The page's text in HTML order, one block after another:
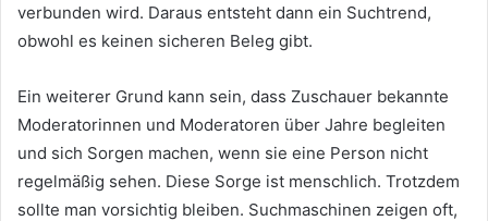
verbunden wird. Daraus entsteht dann ein Suchtrend,
obwohl es keinen sicheren Beleg gibt.
Ein weiterer Grund kann sein, dass Zuschauer bekannte
Moderatorinnen und Moderatoren über Jahre begleiten
und sich Sorgen machen, wenn sie eine Person nicht
regelmäßig sehen. Diese Sorge ist menschlich. Trotzdem
sollte man vorsichtig bleiben. Suchmaschinen zeigen oft,